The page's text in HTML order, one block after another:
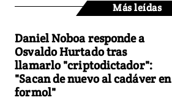
Más leídas
Daniel Noboa responde a
Osvaldo Hurtado tras
llamarlo "criptodictador":
"Sacan de nuevo al cadáver en
formol"